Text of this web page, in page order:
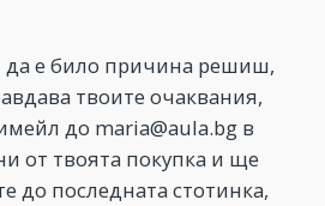
да е било причина решиш,
твоите очаквания,
до maria@aula.bg в
от твоята покупка и ще
до последната стотинка,